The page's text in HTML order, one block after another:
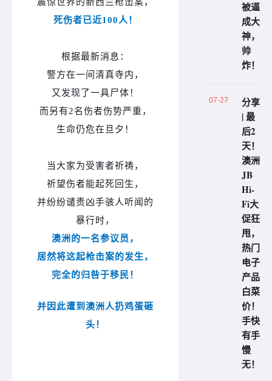
死伤者已近100人！
根据最新消息：
警方在一间清真寺内，
又发现了一具尸体！
而另有2名伤者伤势严重，
生命仍危在旦夕！
当大家为受害者祈祷，
祈望伤者能起死回生，
并纷纷谴责凶手骇人听闻的
暴行时，
澳洲的一名参议员，
居然将这起枪击案的发生，
完全的归咎于移民！
并因此遭到澳洲人扔鸡蛋砸
头！
被逼
成大
神，
帅
炸！
07-27
分享
| 最
后2
天！
澳洲
JB
Hi-
Fi大
促狂
甩，
热门
电子
产品
白菜
价！
手快
有手
慢
无！